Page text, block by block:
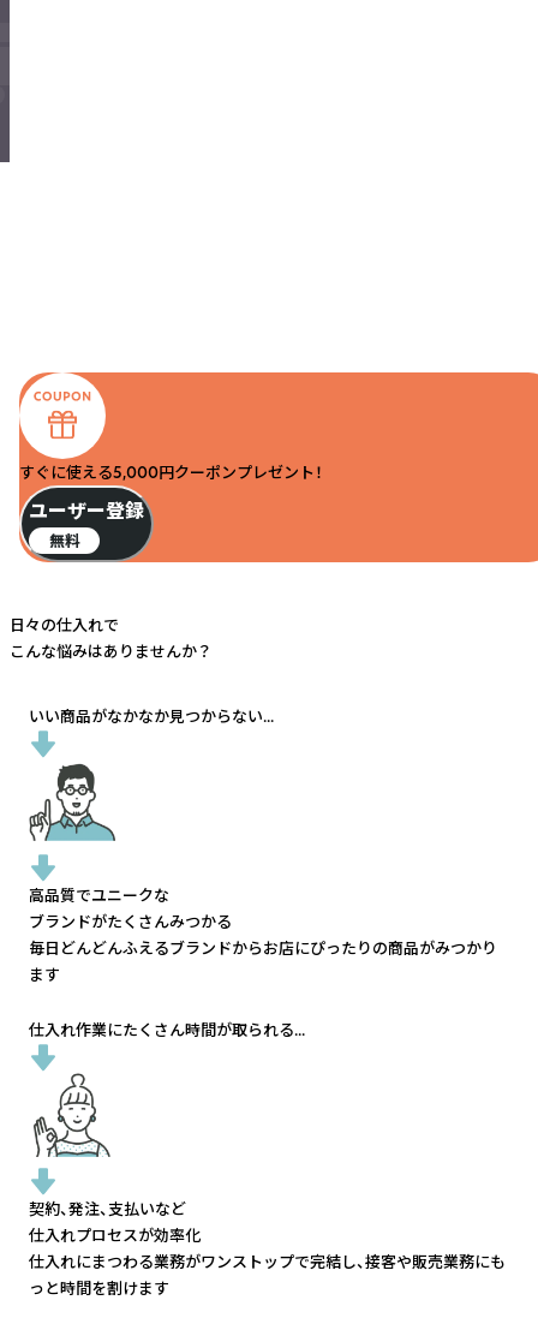
すぐに使える5,000円クーポンプレゼント！
ユーザー登録
無料
日々の仕入れで
こんな悩みはありませんか？
いい商品がなかなか見つからない...
高品質でユニークな
ブランドがたくさんみつかる
毎日どんどんふえるブランドからお店にぴったりの商品がみつかり
ます
仕入れ作業にたくさん時間が取られる...
契約、発注、支払いなど
仕入れプロセスが効率化
仕入れにまつわる業務がワンストップで完結し、接客や販売業務にも
っと時間を割けます